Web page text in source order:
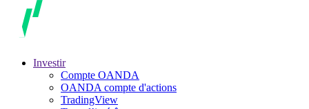
Investir
Compte OANDA
OANDA compte d'actions
TradingView